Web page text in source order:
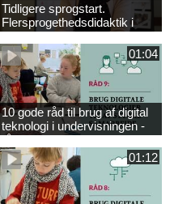
Tidligere sprogstart.
Flersprogethedsdidaktik i
fransk og tysk
01:04
10 gode råd til brug af digital
teknologi i undervisningen -
råd 9
01:12